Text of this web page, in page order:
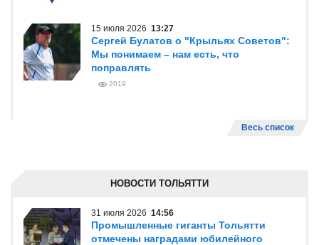
15 июля 2026 13:27
Сергей Булатов о "Крыльях Советов":
Мы понимаем – нам есть, что
поправлять
2019
Весь список
НОВОСТИ ТОЛЬЯТТИ
31 июля 2026 14:56
Промышленные гиганты Тольятти
отмечены наградами юбилейного